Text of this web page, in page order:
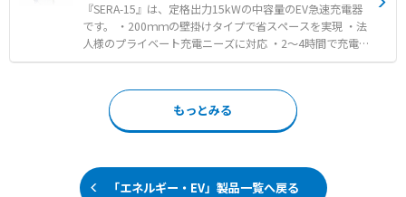
『SERA-15』は、定格出力15kWの中容量のEV急速充電器
です。 ・200ｍｍの壁掛けタイプで省スペースを実現 ・法
人様のプライベート充電ニーズに対応 ・2～4時間で充電
でき、フリート充電も可能 ・目的地充電・基礎充電に適し
り回しが容易 ・充電インフラ補助金対象 その他オプショ
ンで自立型のスタンド金具、7.5ｍのケーブルのご用意が
ございます。 また、個別カラーリングやロゴデザインなど
もっとみる
「エネルギー・EV」製品一覧へ戻る